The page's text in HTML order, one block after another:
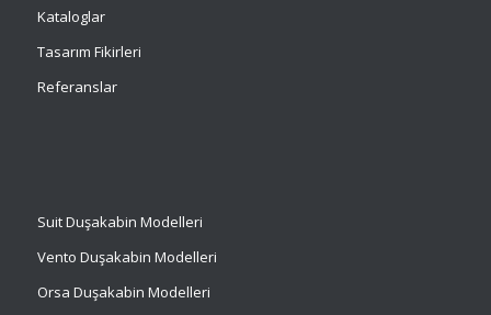
Kataloglar
Tasarım Fikirleri
Referanslar
SuitDuşakabin Modelleri
Vento Duşakabin Modelleri
Orsa Duşakabin Modelleri